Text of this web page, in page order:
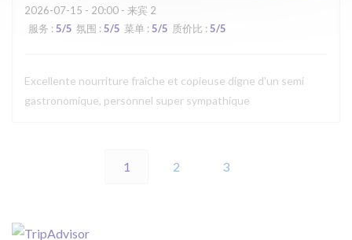
2026-07-15 - 20:00 - 来宾 2
服务 : 5/5 氛围 : 5/5 菜单 : 5/5 质价比 : 5/5
Excellente nourriture fraîche et copieuse digne d'un semi
gastronomique, personnel super sympathique
1 2 3